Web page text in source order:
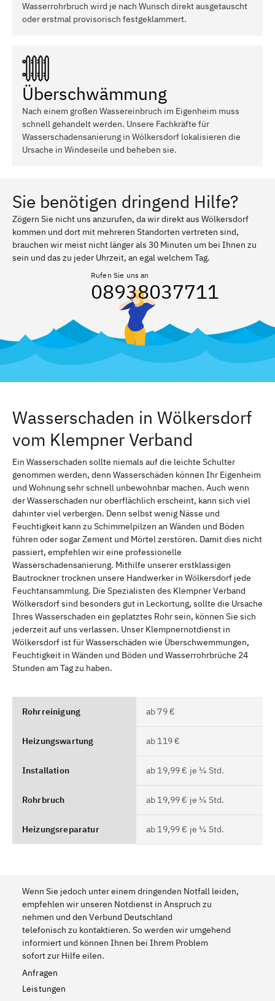
Wasserrohrbruch wird je nach Wunsch direkt ausgetauscht
oder erstmal provisorisch festgeklammert.
Überschwämmung
Nach einem großen Wassereinbruch im Eigenheim muss
schnell gehandelt werden. Unsere Fachkräfte für
Wasserschadensanierung in Wölkersdorf lokalisieren die
Ursache in Windeseile und beheben sie.
Sie benötigen dringend Hilfe?
Zögern Sie nicht uns anzurufen, da wir direkt aus Wölkersdorf
kommen und dort mit mehreren Standorten vertreten sind,
brauchen wir meist nicht länger als 30 Minuten um bei Ihnen zu
sein und das zu jeder Uhrzeit, an egal welchem Tag.
Rufen Sie uns an
08938037711
Wasserschaden in Wölkersdorf
vom Klempner Verband
Ein Wasserschaden sollte niemals auf die leichte Schulter
genommen werden, denn Wasserschäden können Ihr Eigenheim
und Wohnung sehr schnell unbewohnbar machen. Auch wenn
der Wasserschaden nur oberflächlich erscheint, kann sich viel
dahinter viel verbergen. Denn selbst wenig Nässe und
Feuchtigkeit kann zu Schimmelpilzen an Wänden und Böden
führen oder sogar Zement und Mörtel zerstören. Damit dies nicht
passiert, empfehlen wir eine professionelle
Wasserschadensanierung. Mithilfe unserer erstklassigen
Bautrockner trocknen unsere Handwerker in Wölkersdorf jede
Feuchtansammlung. Die Spezialisten des Klempner Verband
Wölkersdorf sind besonders gut in Leckortung, sollte die Ursache
Ihres Wasserschaden ein geplatztes Rohr sein, können Sie sich
jederzeit auf uns verlassen. Unser Klempnernotdienst in
Wölkersdorf ist für Wasserschäden wie Überschwemmungen,
Feuchtigkeit in Wänden und Böden und Wasserrohrbrüche 24
Stunden am Tag zu haben.
Rohrreinigung ab 79 €
Heizungswartung ab 119 €
Installation ab 19,99 € je ¼ Std.
Rohrbruch ab 19,99 € je ¼ Std.
Heizungsreparatur ab 19,99 € je ¼ Std.
Wenn Sie jedoch unter einem dringenden Notfall leiden,
empfehlen wir unseren Notdienst in Anspruch zu
nehmen und den Verbund Deutschland
telefonisch zu kontaktieren. So werden wir umgehend
informiert und können Ihnen bei Ihrem Problem
sofort zur Hilfe eilen.
Anfragen
Leistungen